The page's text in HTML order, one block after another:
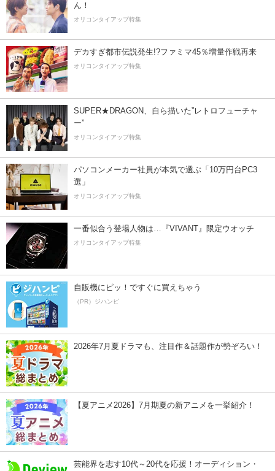
ん！
オリコンタイアップ特集
デカすぎ都市伝説発生!?ファミマ45％増量作戦再来
オリコンタイアップ特集
SUPER★DRAGON、自ら描いた”レトロフューチャ
ー”
オリコンタイアップ特集
パソコンメーカー社員が本気で選ぶ「10万円台PC3
選」
オリコンタイアップ特集
一番似合う登場人物は…『VIVANT』限定ウオッチ
オリコンタイアップ特集
自販機にピッ！ですぐに買えちゃう
（PR）ジハンピ
2026年7月夏ドラマも、注目作＆話題作が勢ぞろい！
【夏アニメ2026】7月期夏の新アニメを一挙紹介！
芸能界を志す10代～20代を応援！オーディション・